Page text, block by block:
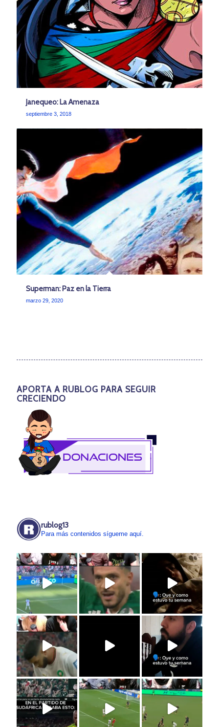
Janequeo: La Amenaza
septiembre 3, 2018
Superman: Paz en la Tierra
marzo 29, 2020
APORTA A RUBLOG PARA SEGUIR
CRECIENDO
rublog13
Para más contenidos sígueme aquí.